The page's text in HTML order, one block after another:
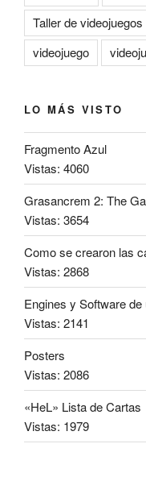
Taller de videojuegos
videojuego
LO MÁS VISTO
Fragmento Azul
Vistas: 4060
Grasancrem 2: The
Vistas: 3654
Como se crearon las
Vistas: 2868
Engines y Software de
Vistas: 2141
Posters
Vistas: 2086
«HeL» Lista de Cartas
Vistas: 1979